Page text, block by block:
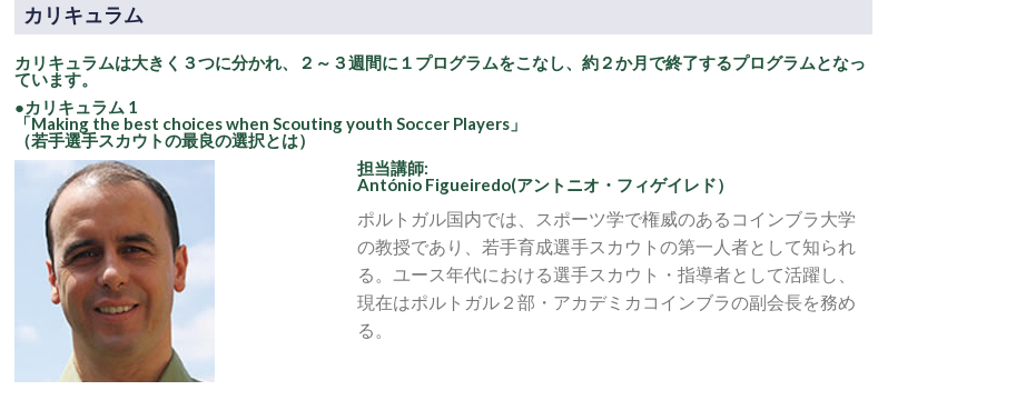
カリキュラム
カリキュラムは大きく３つに分かれ、２～３週間に１プログラムをこなし、約２か月で終了するプログラムとなっ
ています。
●カリキュラム 1
「Making the best choices when Scouting youth Soccer Players」
（若手選手スカウトの最良の選択とは）
担当講師:
António Figueiredo(アントニオ・フィゲイレド）
ポルトガル国内では、スポーツ学で権威のあるコインブラ大学
の教授であり、若手育成選手スカウトの第一人者として知られ
る。ユース年代における選手スカウト・指導者として活躍し、
現在はポルトガル２部・アカデミカコインブラの副会長を務め
る。